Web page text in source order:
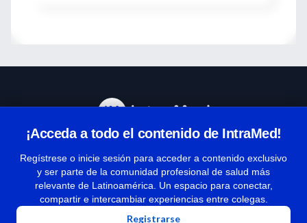
¡Acceda a todo el contenido de IntraMed!
Regístrese o inicie sesión para acceder a contenido exclusivo
y ser parte de la comunidad profesional de salud más
relevante de Latinoamérica. Un espacio para conectar,
compartir e intercambiar experiencias entre colegas.
Registrarse
Términos y condiciones
| Políticas de privacidad
| Todos los derechos reservados | Copyright 1997-2026